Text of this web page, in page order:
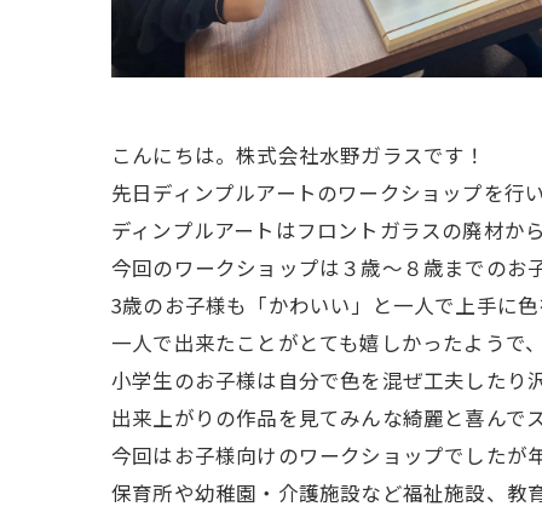
こんにちは。株式会社水野ガラスです！
先日ディンプルアートのワークショップを行
ディンプルアートはフロントガラスの廃材か
今回のワークショップは３歳～８歳までのお
3歳のお子様も「かわいい」と一人で上手に
一人で出来たことがとても嬉しかったよう
小学生のお子様は自分で色を混ぜ工夫した
出来上がりの作品を見てみんな綺麗と喜ん
今回はお子様向けのワークショップでしたが
保育所や幼稚園・介護施設など福祉施設、教